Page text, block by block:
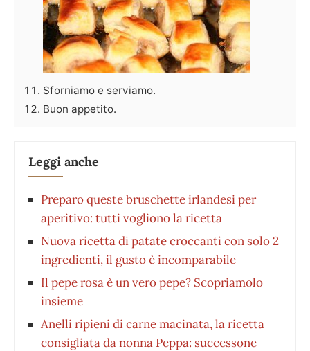
Sforniamo e serviamo.
Buon appetito.
Leggi anche
Preparo queste bruschette irlandesi per
aperitivo: tutti vogliono la ricetta
Nuova ricetta di patate croccanti con solo 2
ingredienti, il gusto è incomparabile
Il pepe rosa è un vero pepe? Scopriamolo
insieme
Anelli ripieni di carne macinata, la ricetta
consigliata da nonna Peppa: successone